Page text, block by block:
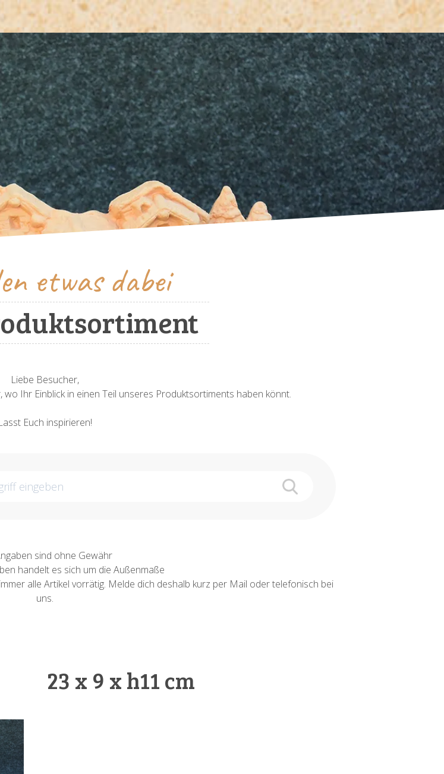
etwas dabei
Liebe Besucher,
Ihr Einblick in einen Teil unseres Produktsortiments haben könnt.
Euch inspirieren!
sind ohne Gewähr
handelt es sich um die Außenmaße
alle Artikel vorrätig. Melde dich deshalb kurz per Mail oder telefonisch bei
uns.
23 x 9 x h11 cm